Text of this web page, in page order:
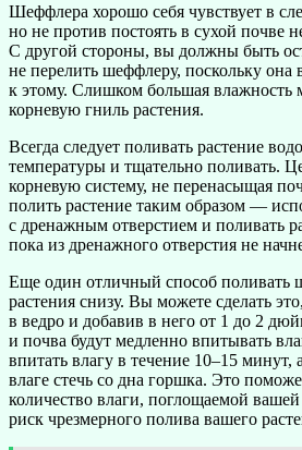
Шеффлера хорошо себя чувствует в
но не против постоять в сухой почве
С другой стороны, вы должны быть
не перелить шеффлеру, поскольку она
к этому. Слишком большая влажность
корневую гниль растения.
Всегда следует поливать растение
температуры и тщательно поливать.
корневую систему, не перенасыщая
полить растение таким образом —
с дренажным отверстием и поливать
пока из дренажного отверстия не
Еще один отличный способ поливать
растения снизу. Вы можете сделать
в ведро и добавив в него от 1 до 2
и почва будут медленно впитывать
впитать влагу в течение 10–15 минут,
влаге стечь со дна горшка. Это
количество влаги, поглощаемой
риск чрезмерного полива вашего